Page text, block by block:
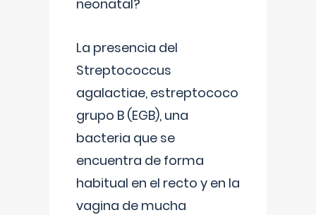
neonatal?
La presencia del
Streptococcus
agalactiae, estreptococo
grupo B (EGB), una
bacteria que se
encuentra de forma
habitual en el recto y en la
vagina de mucha